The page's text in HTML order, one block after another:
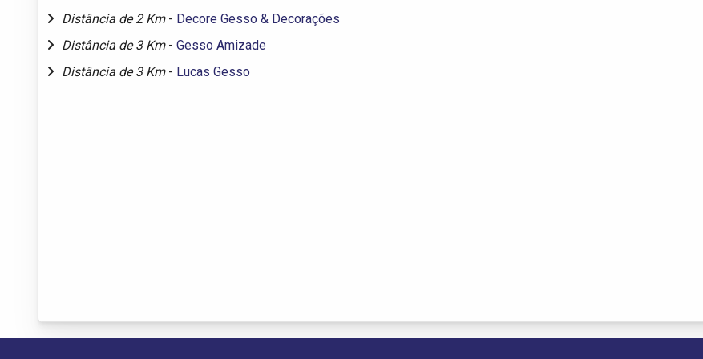
Distância de 2 Km - Decore Gesso & Decorações
Distância de 3 Km - Gesso Amizade
Distância de 3 Km - Lucas Gesso